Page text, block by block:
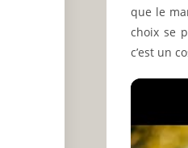
que le
choix se
c’est un